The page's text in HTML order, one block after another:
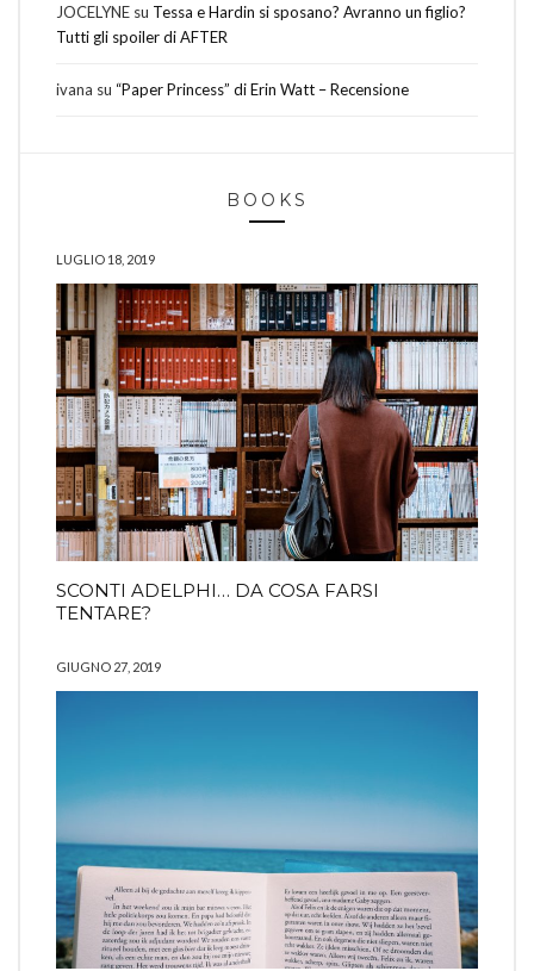
JOCELYNE su Tessa e Hardin si sposano? Avranno un figlio?
Tutti gli spoiler di AFTER
ivana su “Paper Princess” di Erin Watt – Recensione
BOOKS
LUGLIO 18, 2019
SCONTI ADELPHI… DA COSA FARSI
TENTARE?
GIUGNO 27, 2019